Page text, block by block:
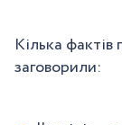
Кілька
заговорили: